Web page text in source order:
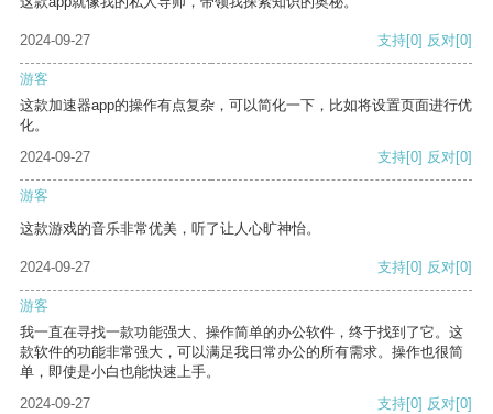
2024-09-27 支持[0] 反对[0]
游客
这款加速器app的操作有点复杂，可以简化一下，比如将设置页面进行优
化。
2024-09-27
支持[0] 反对[0]
游客
这款游戏的音乐非常优美，听了让人心旷神怡。
2024-09-27 支持[0] 反对[0]
游客
我一直在寻找一款功能强大、操作简单的办公软件，终于找到了它。这
款软件的功能非常强大，可以满足我日常办公的所有需求。操作也很简
单，即使是小白也能快速上手。
2024-09-27
支持[0] 反对[0]